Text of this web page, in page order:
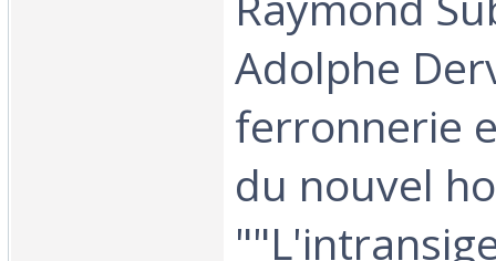
Adolphe
ferronnerie
du nouvel